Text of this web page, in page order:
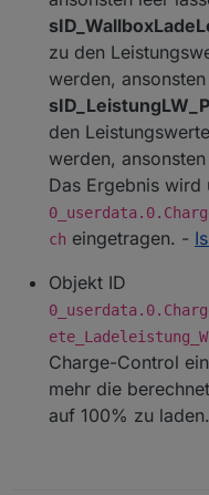
auch auf
deine Hilfe
Neue Objekt
noch nicht
Fehlersuche
Stufen
Kleinere
bin aber
zu den
werden,
den
werden,
Das Ergebnis wird
ch eingetragen. -
Objekt ID
ete_Ladeleistung_W
Charge-Control
mehr die
auf 100% zu laden.